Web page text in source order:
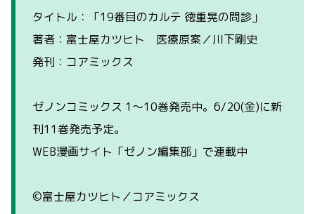
タイトル：「19番目のカルテ 徳重晃の問診」
著者：富士屋カツヒト 医療原案／川下剛史
発刊：コアミックス
ゼノンコミックス 1～10巻発売中。6/20(金)に新
刊11巻発売予定。
WEB漫画サイト「ゼノン編集部」で連載中
©富士屋カツヒト／コアミックス